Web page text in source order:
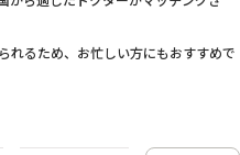
れるため、お忙しい方にもおすすめで